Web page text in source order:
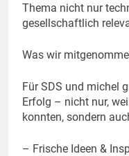
Thema nicht nur
gesellschaftlich
Was wir
Für SDS und michel
Erfolg – nicht nur,
konnten, sondern
– Frische Ideen &